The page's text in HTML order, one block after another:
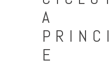
A
E